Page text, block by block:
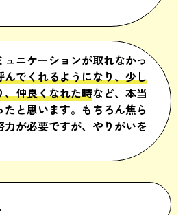
ニケーションが取れなかっ
んでくれるようになり、少し
、仲良くなれた時など、本当
と思います。もちろん焦ら
が必要ですが、やりがいを